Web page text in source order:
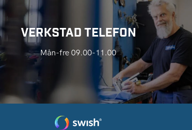
VERKSTAD TELEFON
Mån-fre 09.00-11.00